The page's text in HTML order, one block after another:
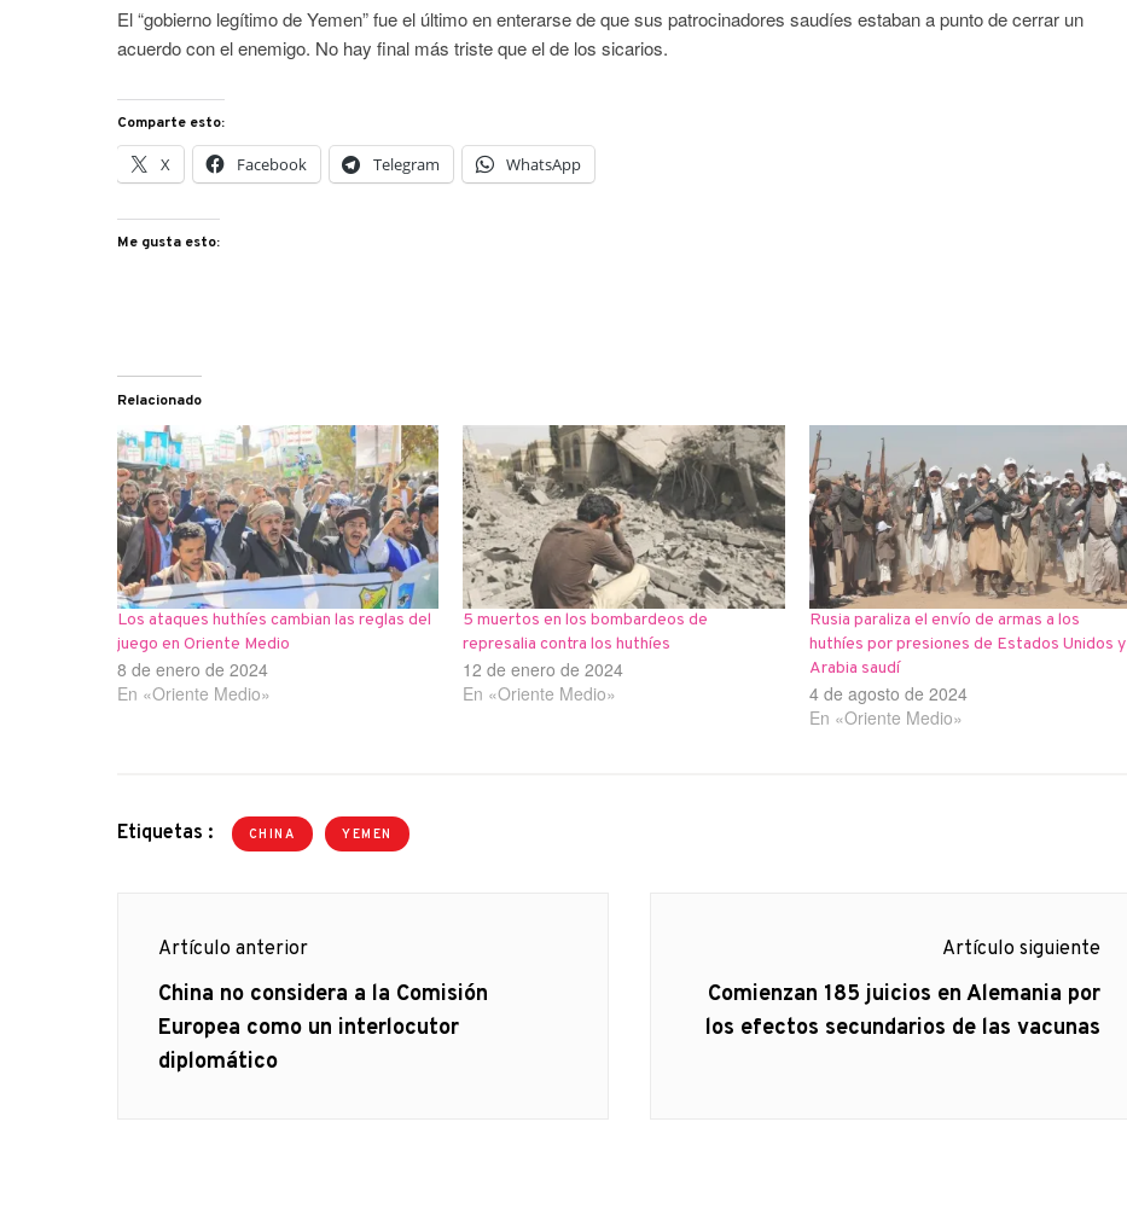
El “gobierno legítimo de Yemen” fue el último en enterarse de que sus patrocinadores saudíes estaban a punto de cerrar un
acuerdo con el enemigo. No hay final más triste que el de los sicarios.
Comparte esto:
X Facebook Telegram WhatsApp
Me gusta esto:
Relacionado
Los ataques huthíes cambian las reglas del
juego en Oriente Medio
8 de enero de 2024
En «Oriente Medio»
5 muertos en los bombardeos de
represalia contra los huthíes
12 de enero de 2024
En «Oriente Medio»
Rusia paraliza el envío de armas a los
huthíes por presiones de Estados Unidos y
Arabia saudí
4 de agosto de 2024
En «Oriente Medio»
Etiquetas : CHINA YEMEN
Navegación
de
entradas
Artículo anterior
Artículo
anterior
China no considera a la Comisión
Europea como un interlocutor
diplomático
Artículo siguiente
Artículo
siguiente:
Comienzan 185 juicios en Alemania por
los efectos secundarios de las vacunas